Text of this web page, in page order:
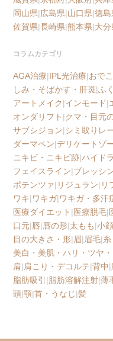
岡山県|広島県|山口県|徳島
佐賀県|長崎県|熊本県|大分
コラムカテゴリ
AGA治療|IPL光治療|おでこ
しみ・そばかす・肝斑|ふ
アートメイク|インモード|
オンダリフト |クマ・目元
サブシジョン|シミ取りレ
ダーマペン|デリケートゾ
ニキビ・ニキビ跡|ハイド
フェイスライン|ブレッシ
ポテンツァ| リジュラン| リ
ワキ|ワキガ|ワキガ・多汗
医療ダイエット |医療脱毛|
口元|唇|唇の形|太もも|小
目の大きさ・形|眉|眉毛|糸
美白・美肌・ハリ・ツヤ
肩|肩こり・デコルテ|背中|
脂肪吸引 |脂肪溶解注射|薄
頭|顎|首・うなじ|髪